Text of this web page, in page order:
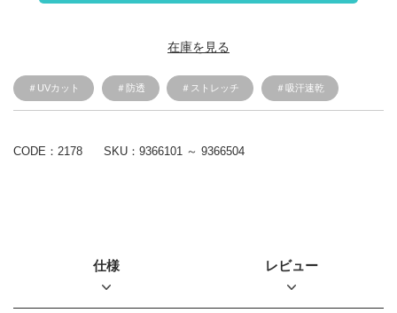
在庫を見る
＃UVカット ＃防透 ＃ストレッチ ＃吸汗速乾
CODE：2178 SKU： 9366101 ～ 9366504
仕様 レビュー